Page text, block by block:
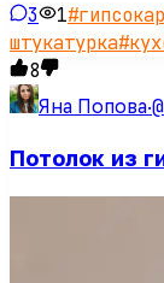
3 1#
штукатурка#
8
Яна Попова·
Потолок из